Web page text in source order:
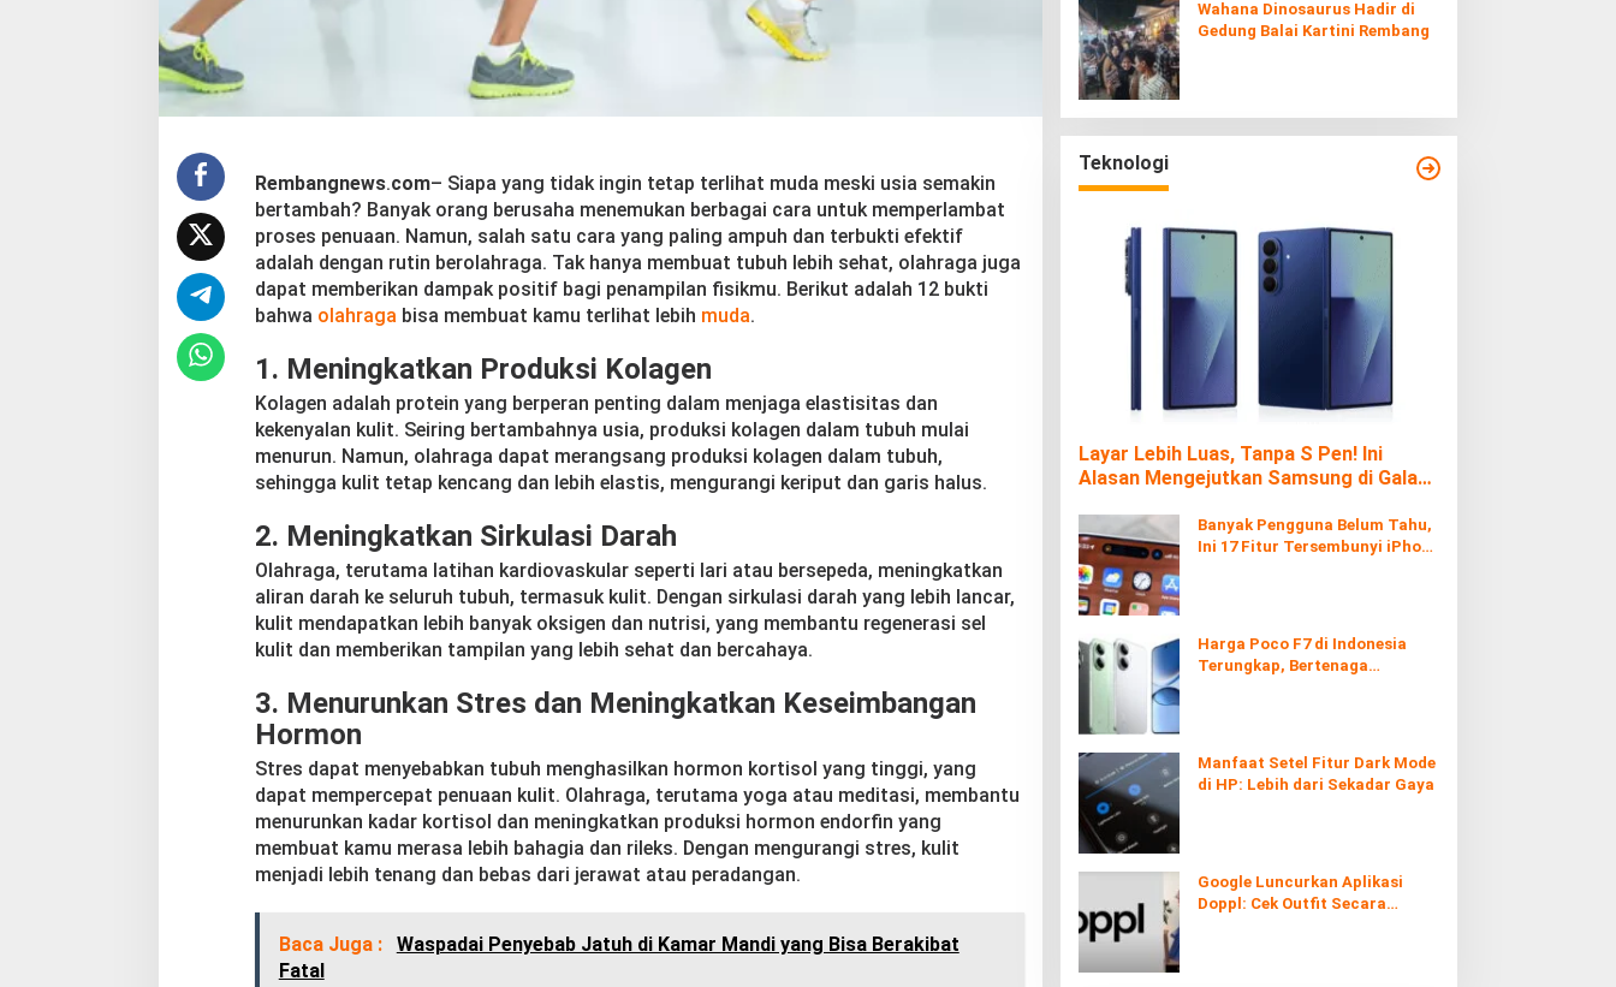
T
e
r
i
h
t
e
b
i
h
M
d
a
Rembangnews.com– Siapa yang tidak ingin tetap terlihat muda meski usia semakin
bertambah? Banyak orang berusaha menemukan berbagai cara untuk memperlambat
proses penuaan. Namun, salah satu cara yang paling ampuh dan terbukti efektif
adalah dengan rutin berolahraga. Tak hanya membuat tubuh lebih sehat, olahraga juga
dapat memberikan dampak positif bagi penampilan fisikmu. Berikut adalah 12 bukti
bahwa olahraga bisa membuat kamu terlihat lebih muda.
1. Meningkatkan Produksi Kolagen
Kolagen adalah protein yang berperan penting dalam menjaga elastisitas dan
kekenyalan kulit. Seiring bertambahnya usia, produksi kolagen dalam tubuh mulai
menurun. Namun, olahraga dapat merangsang produksi kolagen dalam tubuh,
sehingga kulit tetap kencang dan lebih elastis, mengurangi keriput dan garis halus.
2. Meningkatkan Sirkulasi Darah
Olahraga, terutama latihan kardiovaskular seperti lari atau bersepeda, meningkatkan
aliran darah ke seluruh tubuh, termasuk kulit. Dengan sirkulasi darah yang lebih lancar,
kulit mendapatkan lebih banyak oksigen dan nutrisi, yang membantu regenerasi sel
kulit dan memberikan tampilan yang lebih sehat dan bercahaya.
3. Menurunkan Stres dan Meningkatkan Keseimbangan
Hormon
Stres dapat menyebabkan tubuh menghasilkan hormon kortisol yang tinggi, yang
dapat mempercepat penuaan kulit. Olahraga, terutama yoga atau meditasi, membantu
menurunkan kadar kortisol dan meningkatkan produksi hormon endorfin yang
membuat kamu merasa lebih bahagia dan rileks. Dengan mengurangi stres, kulit
menjadi lebih tenang dan bebas dari jerawat atau peradangan.
Baca Juga :
Waspadai Penyebab Jatuh di Kamar Mandi yang Bisa Berakibat
Fatal
Wahana Dinosaurus Hadir di
Gedung Balai Kartini Rembang
Teknologi
Layar Lebih Luas, Tanpa S Pen! Ini
Alasan Mengejutkan Samsung di Galaxy
Banyak Pengguna Belum Tahu,
Ini 17 Fitur Tersembunyi iPhone
Harga Poco F7 di Indonesia
Terungkap, Bertenaga
Manfaat Setel Fitur Dark Mode
di HP: Lebih dari Sekadar Gaya
Google Luncurkan Aplikasi
Doppl: Cek Outfit Secara